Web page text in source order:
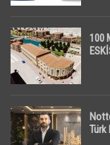
100
Türk